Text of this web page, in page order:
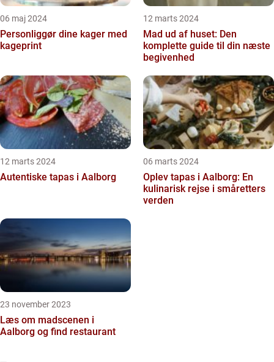
06 maj 2024
Personliggør dine kager med
kageprint
12 marts 2024
Mad ud af huset: Den
komplette guide til din næste
begivenhed
12 marts 2024
Autentiske tapas i Aalborg
06 marts 2024
Oplev tapas i Aalborg: En
kulinarisk rejse i småretters
verden
23 november 2023
Læs om madscenen i
Aalborg og find restaurant